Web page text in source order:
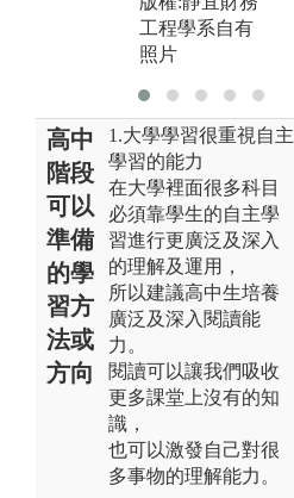
工程學系自有
照片
高中
階段
可以
準備
的學
習方
法或
方向
1.大學學習很重視自主
學習的能力
在大學裡面很多科目
必須靠學生的自主學
習進行更廣泛及深入
的理解及運用，
所以建議高中生培養
廣泛及深入閱讀能
力。
閱讀可以讓我們吸收
更多課堂上沒有的知
識，
也可以激發自己對很
多事物的理解能力。